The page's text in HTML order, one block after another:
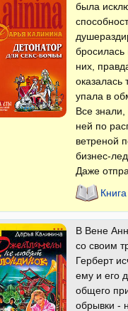
была
них,
упала в
Все
ней по
ветреной
бизнес-
Даже
В Вене
со своим
Герберт
ему и его
общего
обрывки -